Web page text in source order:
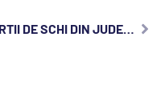
PÂRTII DE SCHI DIN JUDEȚUL CLUJ, O ALEGERE BUNĂ PENTRU PASIONAȚII DE SPORT